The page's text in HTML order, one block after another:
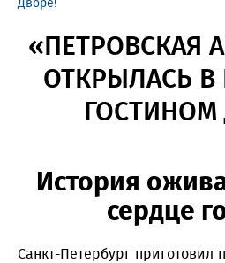
Дворе!
«ПЕТРОВСКАЯ
ОТКРЫЛАСЬ
ГОСТИНОМ
История
сердце
Санкт-Петербург приготовил